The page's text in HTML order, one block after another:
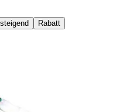
Rabatt